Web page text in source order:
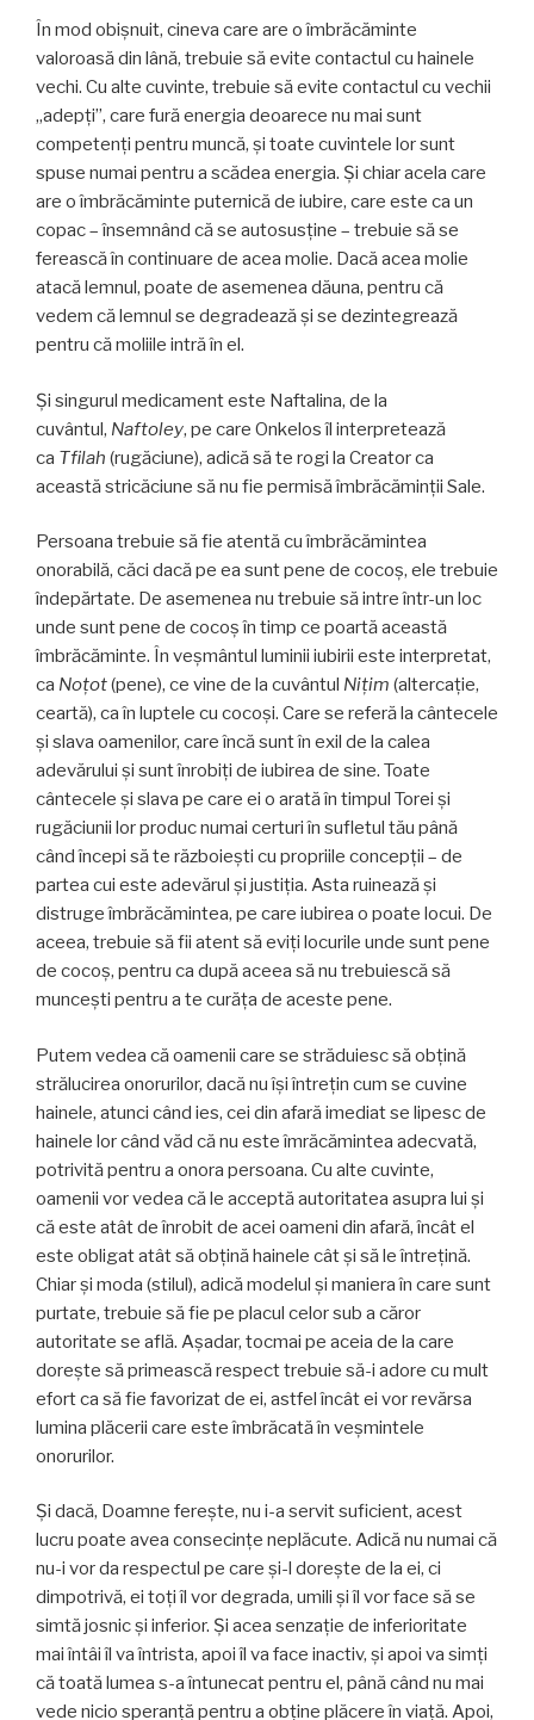
În mod obişnuit, cineva care are o îmbrăcăminte
valoroasă din lână, trebuie să evite contactul cu hainele
vechi. Cu alte cuvinte, trebuie să evite contactul cu vechii
„adepţi”, care fură energia deoarece nu mai sunt
competenţi pentru muncă, şi toate cuvintele lor sunt
spuse numai pentru a scădea energia. Şi chiar acela care
are o îmbrăcăminte puternică de iubire, care este ca un
copac – însemnând că se autosusţine – trebuie să se
ferească în continuare de acea molie. Dacă acea molie
atacă lemnul, poate de asemenea dăuna, pentru că
vedem că lemnul se degradează şi se dezintegrează
pentru că moliile intră în el.
Şi singurul medicament este Naftalina, de la
cuvântul, Naftoley, pe care Onkelos îl interpretează
ca Tfilah (rugăciune), adică să te rogi la Creator ca
această stricăciune să nu fie permisă îmbrăcăminţii Sale.
Persoana trebuie să fie atentă cu îmbrăcămintea
onorabilă, căci dacă pe ea sunt pene de cocoş, ele trebuie
îndepărtate. De asemenea nu trebuie să intre într-un loc
unde sunt pene de cocoş în timp ce poartă această
îmbrăcăminte. În veşmântul luminii iubirii este interpretat,
ca Noţot(pene), ce vine de la cuvântul Niţim (altercaţie,
ceartă), ca în luptele cu cocoşi. Care se referă la cântecele
şi slava oamenilor, care încă sunt în exil de la calea
adevărului şi sunt înrobiţi de iubirea de sine. Toate
cântecele şi slava pe care ei o arată în timpul Torei şi
rugăciunii lor produc numai certuri în sufletul tău până
când începi să te războieşti cu propriile concepţii – de
partea cui este adevărul şi justiţia. Asta ruinează şi
distruge îmbrăcămintea, pe care iubirea o poate locui. De
aceea, trebuie să fii atent să eviţi locurile unde sunt pene
de cocoş, pentru ca după aceea să nu trebuiescă să
munceşti pentru a te curăţa de aceste pene.
Putem vedea că oamenii care se străduiesc să obţină
strălucirea onorurilor, dacă nu îşi întreţin cum se cuvine
hainele, atunci când ies, cei din afară imediat se lipesc de
hainele lor când văd că nu este îmrăcămintea adecvată,
potrivită pentru a onora persoana. Cu alte cuvinte,
oamenii vor vedea că le acceptă autoritatea asupra lui şi
că este atât de înrobit de acei oameni din afară, încât el
este obligat atât să obţină hainele cât şi să le întreţină.
Chiar şi moda (stilul), adică modelul şi maniera în care sunt
purtate, trebuie să fie pe placul celor sub a căror
autoritate se află. Aşadar, tocmai pe aceia de la care
doreşte să primească respect trebuie să-i adore cu mult
efort ca să fie favorizat de ei, astfel încât ei vor revărsa
lumina plăcerii care este îmbrăcată în veşmintele
onorurilor.
Şi dacă, Doamne fereşte, nu i-a servit suficient, acest
lucru poate avea consecinţe neplăcute. Adică nu numai că
nu-i vor da respectul pe care şi-l doreşte de la ei, ci
dimpotrivă, ei toţi îl vor degrada, umili şi îl vor face să se
simtă josnic şi inferior. Şi acea senzaţie de inferioritate
mai întâi îl va întrista, apoi îl va face inactiv, şi apoi va simţi
că toată lumea s-a întunecat pentru el, până când nu mai
vede nicio speranţă pentru a obţine plăcere în viaţă. Apoi,